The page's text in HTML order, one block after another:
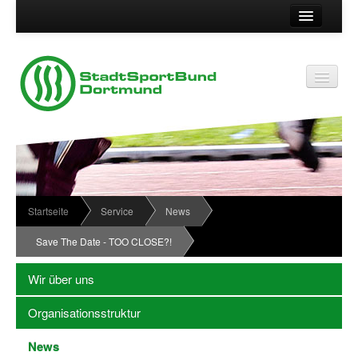
Suche
Vereinsservice
Vereinskennziffer
Passwort
Kontakt
Impressum
Datenschutz
Wir über uns
Organisationsstruktur
News
Termine
Sportabzeichen
Downloadbereich
Startseite Service News
Save The Date - TOO CLOSE?!
Wir über uns
Organisationsstruktur
News